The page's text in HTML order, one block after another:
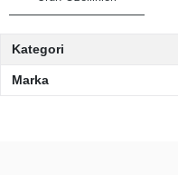
Kategori
Marka